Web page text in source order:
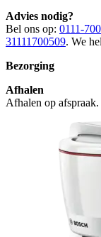
Advies nodig?
Bel ons op: 0111-
31111700509. We
Bezorging
Afhalen
Afhalen op afspraak.